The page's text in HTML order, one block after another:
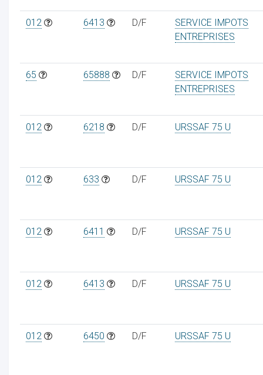
012 6413 D/F
SERVICE IMPOTS
ENTREPRISES
65 65888 D/F
SERVICE IMPOTS
ENTREPRISES
012 6218 D/F URSSAF 75 U
012 633 D/F URSSAF 75 U
012 6411 D/F URSSAF 75 U
012 6413 D/F URSSAF 75 U
012 6450 D/F URSSAF 75 U